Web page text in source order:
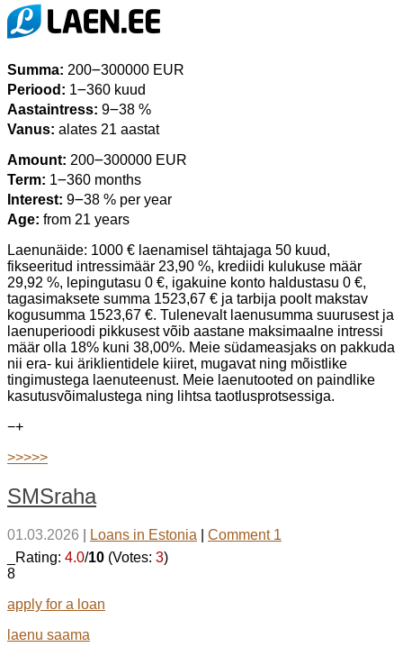
Summa: 200౼300000 EUR
Periood: 1౼360 kuud
Aastaintress: 9౼38 %
Vanus: alates 21 aastat
Amount: 200౼300000 EUR
Term: 1౼360 months
Interest: 9౼38 % per year
Age: from 21 years
Laenunäide: 1000 € laenamisel tähtajaga 50 kuud,
fikseeritud intressimäär 23,90 %, krediidi kulukuse määr
29,92 %, lepingutasu 0 €, igakuine konto haldustasu 0 €,
tagasimaksete summa 1523,67 € ja tarbija poolt makstav
kogusumma 1523,67 €. Tulenevalt laenusumma suurusest ja
laenuperioodi pikkusest võib aastane maksimaalne intressi
määr olla 18% kuni 38,00%. Meie südameasjaks on pakkuda
nii era- kui äriklientidele kiiret, mugavat ning mõistlike
tingimustega laenuteenust. Meie laenutooted on paindlike
kasutusvõimalustega ning lihtsa taotlusprotsessiga.
−+
>>>>>
SMSraha
01.03.2026 Loans in Estonia
Comment 1
_Rating: 4.0/10 (Votes: 3)
8
apply for a loan
laenu saama